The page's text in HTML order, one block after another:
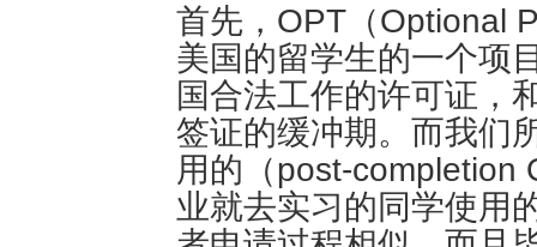
首先，OPT（Optional
美国的留学生的一个项
国合法工作的许可证，
签证的缓冲期。而我们
用的（post-completion
业就去实习的同学使用